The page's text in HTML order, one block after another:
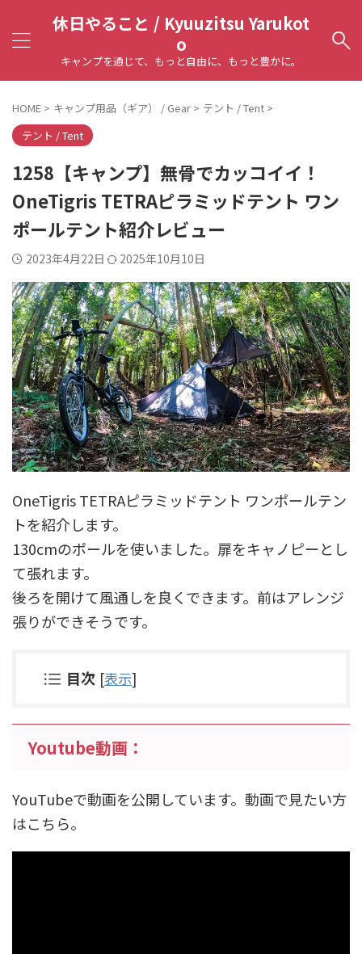
休日やること / Kyuuzitsu Yarukot
o
キャンプを通じて、もっと自由に、もっと豊かに。
HOME > キャンプ用品（ギア） / Gear > テント / Tent >
テント / Tent
1258【キャンプ】無骨でカッコイイ！
OneTigris TETRAピラミッドテント ワン
ポールテント紹介レビュー
2023年4月22日 2025年10月10日
OneTigris TETRAピラミッドテント ワンポールテン
トを紹介します。
130cmのポールを使いました。扉をキャノピーとし
て張れます。
後ろを開けて風通しを良くできます。前はアレンジ
張りができそうです。
目次 [表示]
Youtube動画：
YouTubeで動画を公開しています。動画で見たい方
はこちら。